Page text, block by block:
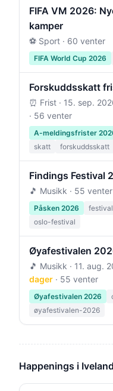
FIFA VM 2026:
kamper
⚽ Sport · 60 venter
FIFA World Cup 2026
Forskuddsskatt
⏰ Frist · 15. sep.
· 56 venter
A-meldingsfrister
skatt
forskuddsskatt
Findings Festival
🎵 Musikk · 55 venter
Påsken 2026 festival
oslo-festival
Øyafestivalen
🎵 Musikk · 11. aug.
dager · 55 venter
Øyafestivalen 2026
øyafestivalen-2026
Happenings i Iveland